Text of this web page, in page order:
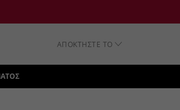
ΑΠΟΚΤΗΣΤΕ ΤΟ
SKIP TO NAVIGATION